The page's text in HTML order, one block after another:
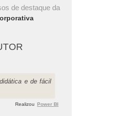
de destaque da
e de fácil
Realizou Power BI